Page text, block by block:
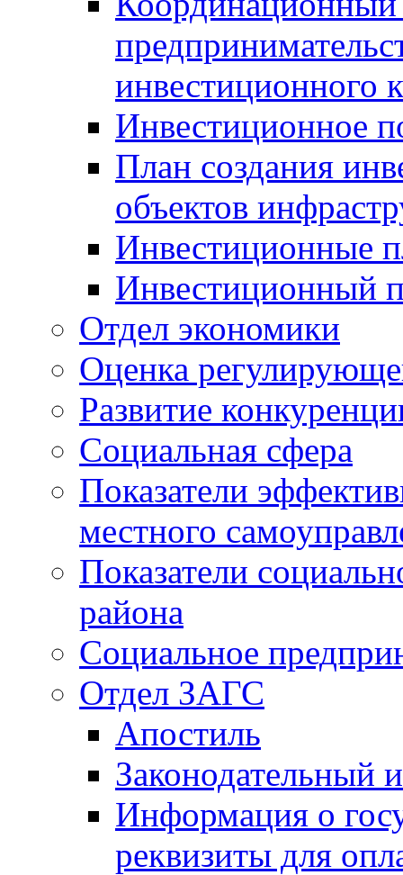
инвестиционного
Инвестиционное
План создания
объектов
Инвестиционные
Инвестиционный
Отдел экономики
Оценка
Развитие
Социальная сфера
Показатели
местного
Показатели
района
Социальное
Отдел ЗАГС
Апостиль
Законодательный
Информация о
реквизиты для